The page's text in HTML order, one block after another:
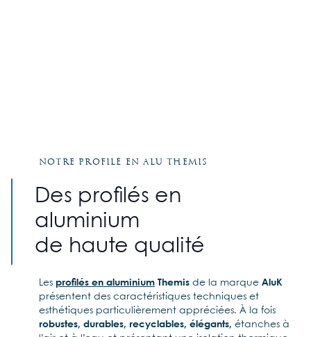
Notre profilé en alu Themis
Des profilés en
aluminium
de haute qualité
Les profilés en aluminium Themis de la marque AluK
présentent des caractéristiques techniques et
esthétiques particulièrement appréciées. À la fois
robustes, durables, recyclables, élégants, étanches à